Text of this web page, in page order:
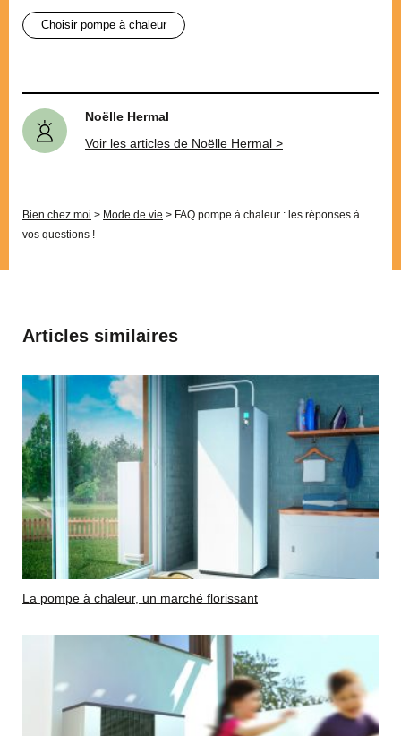
choisir pompe à chaleur
Noëlle Hermal
Voir les articles de Noëlle Hermal >
Bien chez moi > Mode de vie > FAQ pompe à chaleur : les réponses à
vos questions !
Articles similaires
La pompe à chaleur, un marché florissant